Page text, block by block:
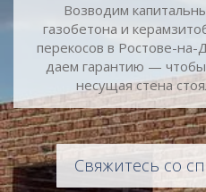
Возводим
газобетона и
перекосов в Ростове-
даем гарантию —
несущая стена
Свяжитесь со